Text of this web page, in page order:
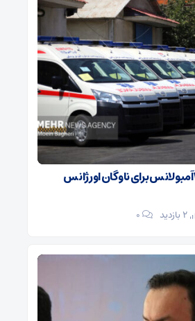
تفاهم‌نامه خرید ۱۲ آمبولانس برای ناوگان اورژانس
۰